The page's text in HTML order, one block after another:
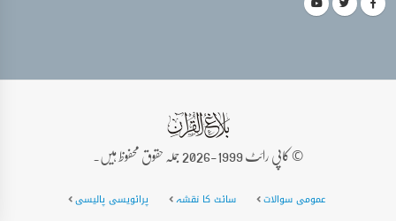
© کاپی رائٹ 1999-2026 جملہ حقوق محفوظ ہیں۔
عمومی سوالات سائٹ کا نقشہ پرائویسی پالیسی